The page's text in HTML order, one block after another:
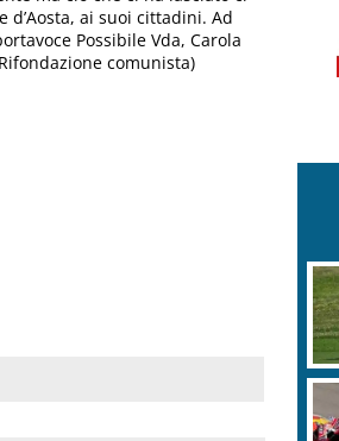
ai suoi cittadini. Ad
Possibile Vda, Carola
comunista)